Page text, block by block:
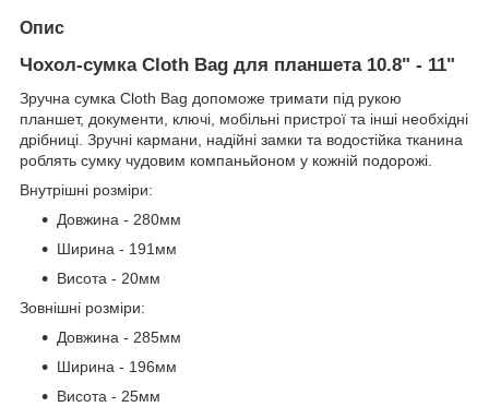
Опис
Чохол-сумка Cloth Bag для планшета 10.8" - 11"
Зручна сумка Cloth Bag допоможе тримати під рукою
планшет, документи, ключі, мобільні пристрої та інші необхідні
дрібниці. Зручні кармани, надійні замки та водостійка тканина
роблять сумку чудовим компаньйоном у кожній подорожі.
Внутрішні розміри:
Довжина - 280мм
Ширина - 191мм
Висота - 20мм
Зовнішні розміри:
Довжина - 285мм
Ширина - 196мм
Висота - 25мм